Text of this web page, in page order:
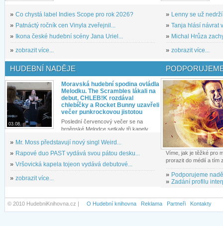
» Co chystá label Indies Scope pro rok 2026?
» Patnáctý ročník cen Vinyla zveřejnil...
» Ikona české hudební scény Jana Uriel...
» zobrazit více...
» Lenny se už
» Tanja hlásí návrat
» Michal Hrůza
» zobrazit více...
HUDEBNÍ NADĚJE
03.08.
Moravská hudební spodina ovládla
Melodku. The Scrambles lákali na
debut, CHLEB!K rozdával
chlebíčky a Rocket Bunny uzavřeli
večer punkrockovou jistotou
Poslední červencový večer se na
brněnské Melodce setkaly tři kapely...
» Mr. Moss představují nový singl Weird...
» Rapové duo PAST vydává svou pátou desku...
» Vršovická kapela tojeon vydává debutové...
» zobrazit více...
Víme, jak je těžké pro
prorazit do médií a tím
» Podporujeme
» Zadání profilu
© 2010 HudebniKnihovna.cz | O Hudební knihovna Reklama Partneři Kontakty